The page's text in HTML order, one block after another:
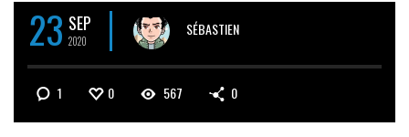
23 SEP
2020
SÉBASTIEN
1 0 567 0